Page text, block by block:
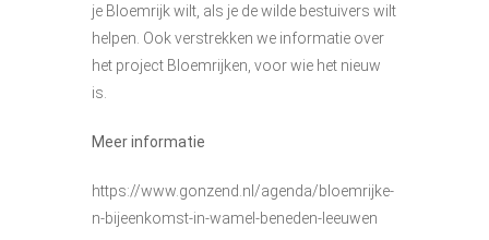
je Bloemrijk wilt, als je de wilde bestuivers wilt
helpen. Ook verstrekken we informatie over
het project Bloemrijken, voor wie het nieuw
is.
Meer informatie
https://www.gonzend.nl/agenda/bloemrijke-
n-bijeenkomst-in-wamel-beneden-leeuwen